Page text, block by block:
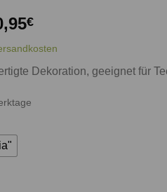
€
Dekoration, geeignet für